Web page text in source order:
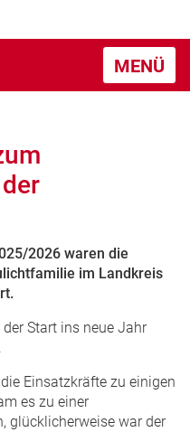
MENÜ
2026 waren die
im Landkreis
Start ins neue Jahr
Einsatzkräfte zu einigen
es zu einer
glücklicherweise war der